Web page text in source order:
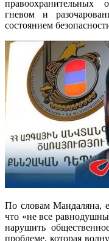
правоохранительных
гневом и
состоянием
По словам Мандаляна,
что «не все
нарушить
проблеме, которая